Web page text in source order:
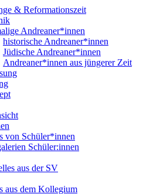
& Reformationszeit
Andreaner*innen
historische Andreaner*innen
Jüdische Andreaner*innen
Andreaner*innen aus jüngerer Zeit
von Schüler*innen
Schüler:innen
aus der SV
aus dem Kollegium